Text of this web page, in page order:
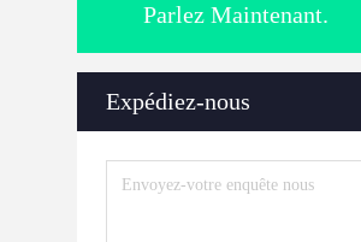
Parlez Maintenant.
Expédiez-nous